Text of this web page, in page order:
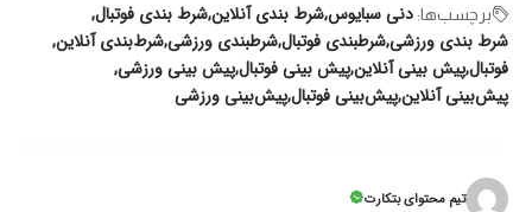
برچسب‌‌ها: دنی سبایوسشرط بندی آنلاینشرط بندی فوتبال
شرط بندی ورزشیشرطبندی فوتبالشرطبندی ورزشیشرط‌بندی آنلاین
فوتبالپیش بینی آنلاینپیش بینی فوتبالپیش بینی ورزشی
پیش‌بینی آنلاینپیش‌بینی فوتبالپیش‌بینی ورزشی
تیم محتوای بتکارت